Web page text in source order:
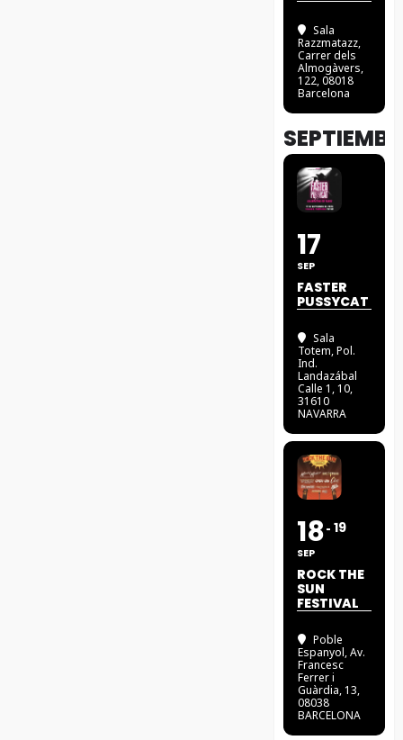
Sala
Razzmatazz,
Carrer dels
Almogàvers,
122, 08018
Barcelona
17
SEP
FASTER
PUSSYCAT
Sala
Totem, Pol.
Ind.
Landazábal
Calle 1, 10,
31610
NAVARRA
18
SEP
19
ROCK THE
SUN
FESTIVAL
Poble
Espanyol, Av.
Francesc
Ferrer i
Guàrdia, 13,
08038
BARCELONA